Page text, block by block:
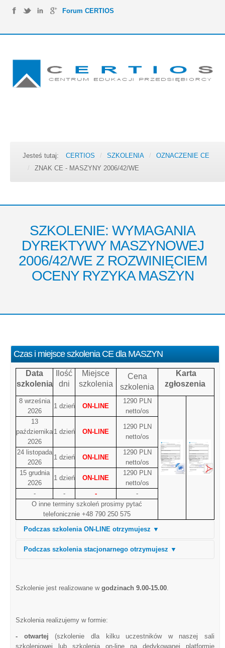
Forum CERTIOS
Jesteś tutaj: CERTIOS / SZKOLENIA /
OZNACZENIE CE
/
ZNAK CE - MASZYNY 2006/42/WE
SZKOLENIE: WYMAGANIA
DYREKTYWY MASZYNOWEJ
2006/42/WE Z ROZWINIĘCIEM
OCENY RYZYKA MASZYN
Czas i miejsce szkolenia CE dla MASZYN
Data
szkolenia
Ilość
dni
Miejsce
szkolenia
Cena
szkolenia
Karta
zgłoszenia
8 września
2026
1 dzień ON-LINE
1290 PLN
netto/os
13
października
2026
1 dzień ON-LINE
1290 PLN
netto/os
24 listopada
2026
1 dzień ON-LINE
1290 PLN
netto/os
15 grudnia
2026
1 dzień ON-LINE
1290 PLN
netto/os
-
- -
-
O inne terminy szkoleń prosimy pytać
telefonicznie +48 790 250 575
Podczas szkolenia ON-LINE otrzymujesz ▼
Podczas szkolenia stacjonarnego otrzymujesz ▼
Szkolenie jest realizowane w godzinach 9.00-15.00
Szkolenia realizujemy w formie:
- otwartej (szkolenie dla kilku uczestników w naszej sali
szkoleniowej lub szkolenia on-line na dedykowanej platformie